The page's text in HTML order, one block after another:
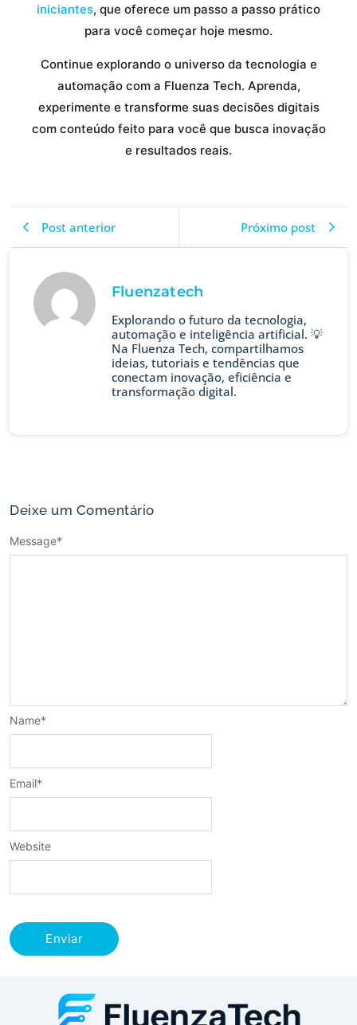
iniciantes, que oferece um passo a passo prático
para você começar hoje mesmo.
Continue explorando o universo da tecnologia e
automação com a Fluenza Tech. Aprenda,
experimente e transforme suas decisões digitais
com conteúdo feito para você que busca inovação
e resultados reais.
Post anterior Próximo post
Fluenzatech
Explorando o futuro da tecnologia,
automação e inteligência artificial. 💡
Na Fluenza Tech, compartilhamos
ideias, tutoriais e tendências que
conectam inovação, eficiência e
transformação digital.
Deixe um Comentário
Message*
Name*
Email*
Website